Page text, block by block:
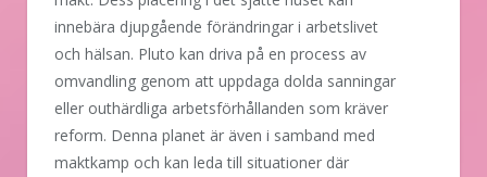
innebära djupgående förändringar i arbetslivet
och hälsan. Pluto kan driva på en process av
omvandling genom att uppdaga dolda sanningar
eller outhärdliga arbetsförhållanden som kräver
reform. Denna planet är även i samband med
maktkamp och kan leda till situationer där